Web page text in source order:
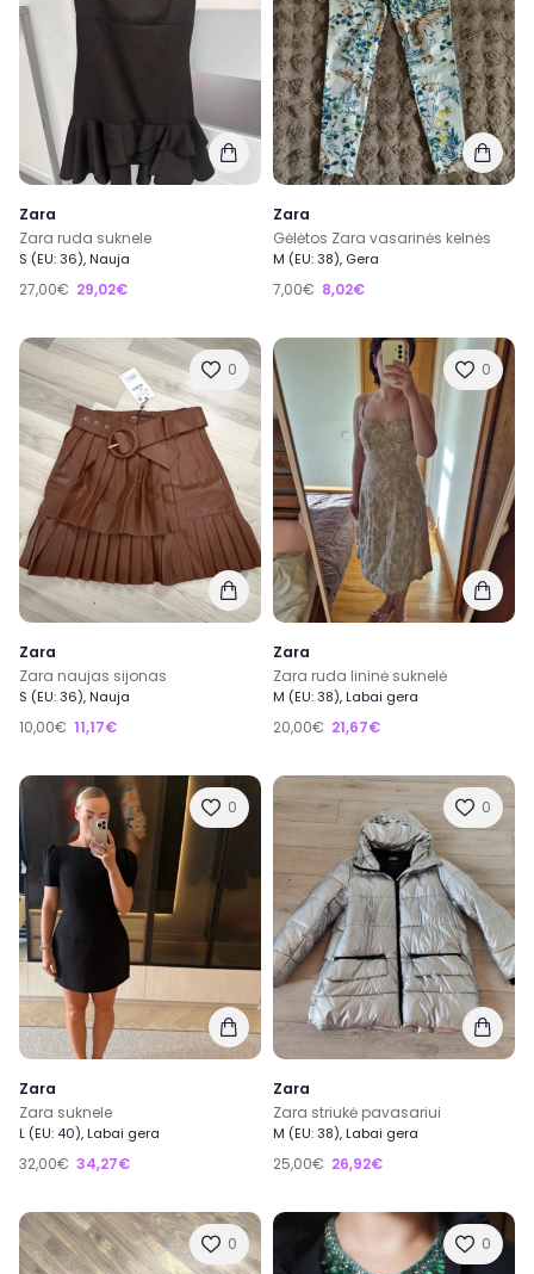
Zara
Zara ruda suknele
S (EU: 36), Nauja
27,00€ 29,02€
Zara
Gėlėtos Zara vasarinės kelnės
M (EU: 38), Gera
7,00€ 8,02€
0
Zara
Zara naujas sijonas
S (EU: 36), Nauja
10,00€ 11,17€
0
Zara
Zara ruda lininė suknelė
M (EU: 38), Labai gera
20,00€ 21,67€
0
Zara
Zara suknele
L (EU: 40), Labai gera
32,00€ 34,27€
0
Zara
Zara striukė pavasariui
M (EU: 38), Labai gera
25,00€ 26,92€
0 0